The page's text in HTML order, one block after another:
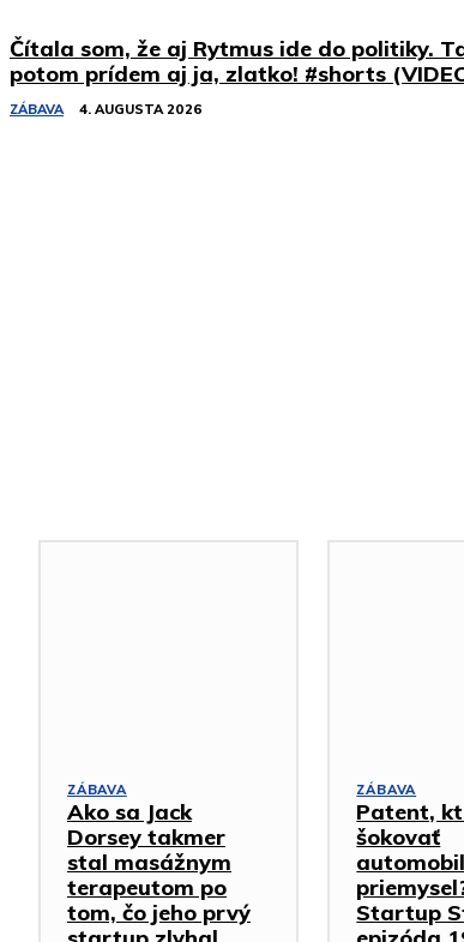
Čítala som, že aj Rytmus ide do politiky.
potom prídem aj ja, zlatko! #shorts
ZÁBAVA 4. AUGUSTA 2026
ZÁBAVA
Ako sa Jack
Dorsey takmer
stal masážnym
terapeutom po
tom, čo jeho prvý
ZÁBAVA
Patent,
šokovať
Startup